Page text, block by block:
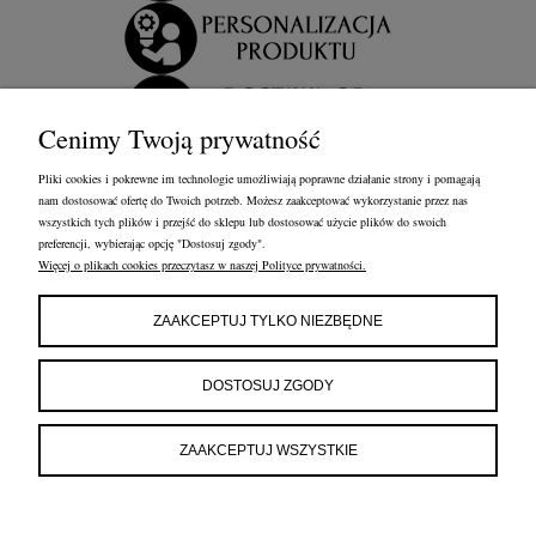
OBSŁUGA KLIENTA FRANCOW JEWELRY
FRANCOW JEWELRY
ul. Kossaka 4/8, 49-200 Grodków
tel:660596974
e-mail:shop@francow.com
NIP: 7471775402
Cenimy Twoją prywatność
Pliki cookies i pokrewne im technologie umożliwiają poprawne działanie strony i pomagają
nam dostosować ofertę do Twoich potrzeb. Możesz zaakceptować wykorzystanie przez nas
wszystkich tych plików i przejść do sklepu lub dostosować użycie plików do swoich
preferencji, wybierając opcję "Dostosuj zgody".
Więcej o plikach cookies przeczytasz w naszej Polityce prywatności.
ZAAKCEPTUJ TYLKO NIEZBĘDNE
DOSTOSUJ ZGODY
ZAAKCEPTUJ WSZYSTKIE